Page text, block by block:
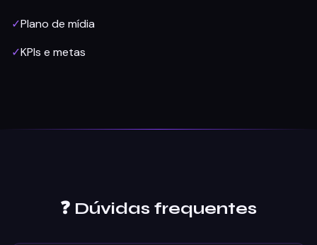
✓Plano de mídia
✓KPIs e metas
❓ Dúvidas frequentes